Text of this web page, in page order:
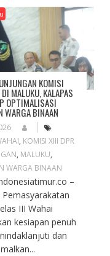
KOMISI
MALUKU, KALAPAS
OPTIMALISASI
WARGA BINAAN
, KOMISI XIII DPR
, MALUKU,
WARGA BINAAN
–
III Wahai
kesiapan penuh
dan